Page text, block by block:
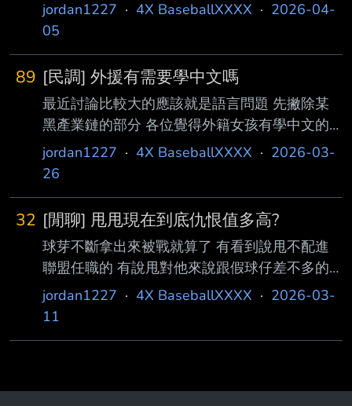
吱吱母企業大虧損 不太可能出來蓋 3.台中-球團
雄-205那塊地大家都嘴饞 輪的到蓋棒球場嗎?
就算成案 喵球隊是孤兒 啾的資金乾五摳玲? 除
了台中外真的有能職棒優先的蛋嗎...? --
jordan1227 · 4X BaseballXXXX · 2026-04-
05
89 [民調] 外援有需要學中文嗎
最近討論比較大的應該就是語言問題 先撇除某
黑產業鏈的部分 各位覺得外籍女孩有學中文的
必要嗎 --
jordan1227 · 4X BaseballXXXX · 2026-03-
26
32 [閒聊] 甩甩現在到底仇恨值多高?
球芽不斷拿出來被戰就算了 有看到說甩不配進
聯盟任職的 有說甩對他來說跟假球仔差不多的
甩在那些XX腦中仇恨值到底多高呀= = -- 好問
題 最近跳蠻多討論會長的文才有這篇的 誰造謠
1.您第一句就扣我一個造謠帽子 2.您從頭到尾都
jordan1227 · 4X BaseballXXXX · 2026-03-
11